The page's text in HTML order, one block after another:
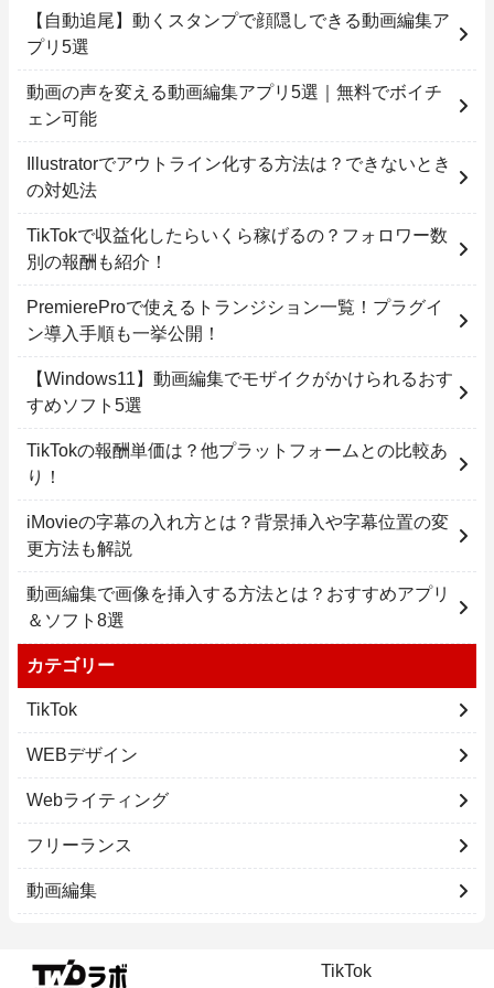
【自動追尾】動くスタンプで顔隠しできる動画編集ア
プリ5選
動画の声を変える動画編集アプリ5選｜無料でボイチ
ェン可能
Illustratorでアウトライン化する方法は？できないとき
の対処法
TikTokで収益化したらいくら稼げるの？フォロワー数
別の報酬も紹介！
PremiereProで使えるトランジション一覧！プラグイ
ン導入手順も一挙公開！
【Windows11】動画編集でモザイクがかけられるおす
すめソフト5選
TikTokの報酬単価は？他プラットフォームとの比較あ
り！
iMovieの字幕の入れ方とは？背景挿入や字幕位置の変
更方法も解説
動画編集で画像を挿入する方法とは？おすすめアプリ
＆ソフト8選
カテゴリー
TikTok
WEBデザイン
Webライティング
フリーランス
動画編集
TikTok